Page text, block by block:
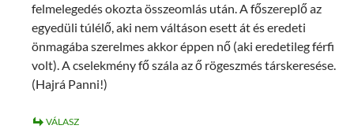
felmelegedés okozta összeomlás után. A főszereplő az
egyedüli túlélő, aki nem váltáson esett át és eredeti
önmagába szerelmes akkor éppen nő (aki eredetileg férfi
volt). A cselekmény fő szála az ő rögeszmés társkeresése.
(Hajrá Panni!)
VÁLASZ